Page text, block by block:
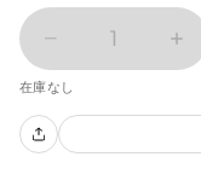
1
在庫なし